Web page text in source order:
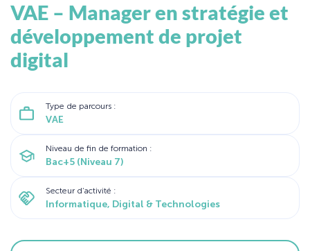
VAE – Manager en stratégie et
développement de projet
digital
Type de parcours :
VAE
Niveau de fin de formation :
Bac+5 (Niveau 7)
Secteur d’activité :
Informatique, Digital & Technologies